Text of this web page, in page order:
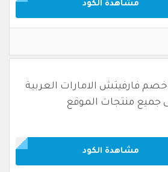
مشاهدة الكود
كود خصم فارفيتش الامارات العربية
جميع منتجات الموقع
مشاهدة الكود